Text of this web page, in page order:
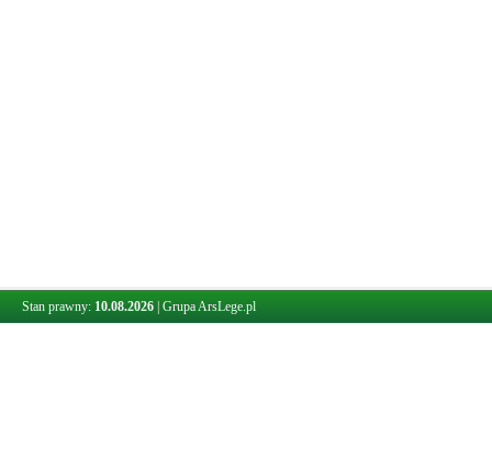
Stan prawny: 10.08.2026 Grupa ArsLege.pl